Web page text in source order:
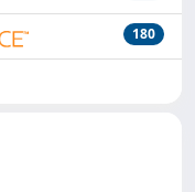
180